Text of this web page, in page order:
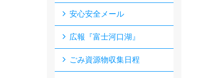
安心安全メール
広報『富士河口湖』
ごみ資源物収集日程